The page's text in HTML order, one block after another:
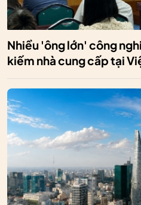
Nhiều 'ông lớn' công
kiếm nhà cung cấp tại